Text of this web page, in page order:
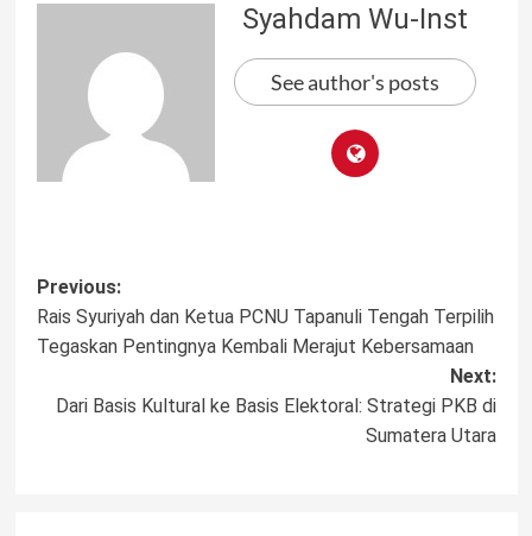
Syahdam Wu-Inst
See author's posts
Post
navigation
Previous:
Rais Syuriyah dan Ketua PCNU Tapanuli Tengah Terpilih
Tegaskan Pentingnya Kembali Merajut Kebersamaan
Next:
Dari Basis Kultural ke Basis Elektoral: Strategi PKB di
Sumatera Utara